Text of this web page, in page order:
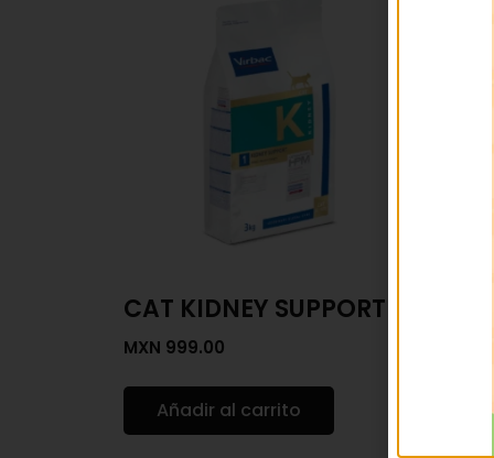
CAT KIDNEY SUPPORT
MXN 999.00
Añadir al carrito